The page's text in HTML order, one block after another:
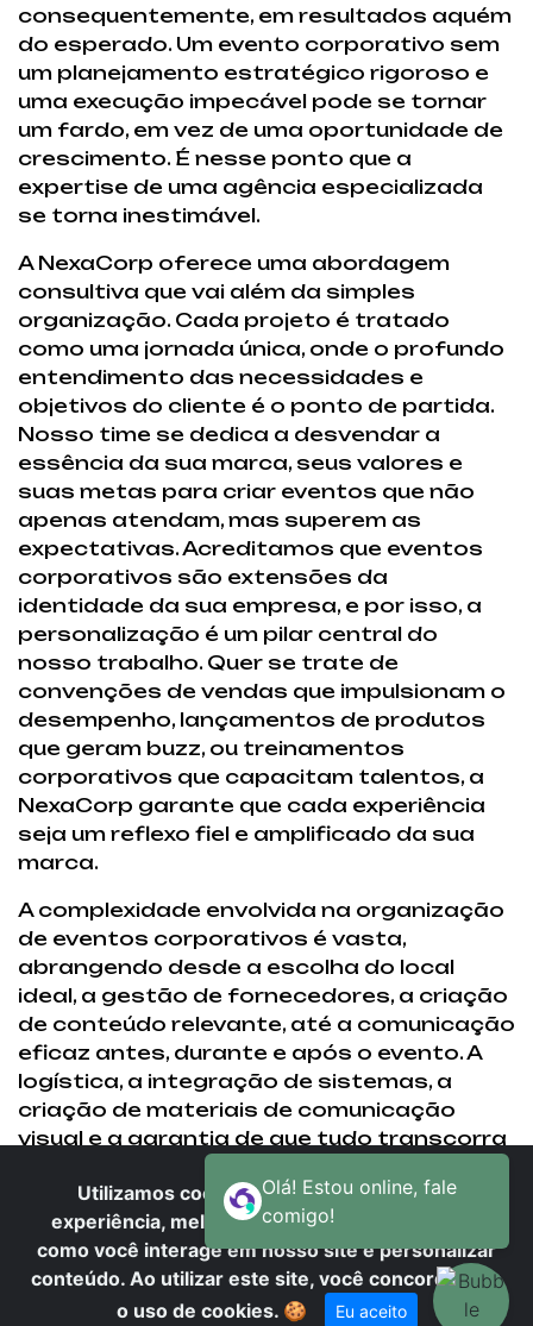
consequentemente, em resultados aquém
do esperado. Um evento corporativo sem
um planejamento estratégico rigoroso e
uma execução impecável pode se tornar
um fardo, em vez de uma oportunidade de
crescimento. É nesse ponto que a
expertise de uma agência especializada
se torna inestimável.
A NexaCorp oferece uma abordagem
consultiva que vai além da simples
organização. Cada projeto é tratado
como uma jornada única, onde o profundo
entendimento das necessidades e
objetivos do cliente é o ponto de partida.
Nosso time se dedica a desvendar a
essência da sua marca, seus valores e
suas metas para criar eventos que não
apenas atendam, mas superem as
expectativas. Acreditamos que eventos
corporativos são extensões da
identidade da sua empresa, e por isso, a
personalização é um pilar central do
nosso trabalho. Quer se trate de
convenções de vendas que impulsionam o
desempenho, lançamentos de produtos
que geram buzz, ou treinamentos
corporativos que capacitam talentos, a
NexaCorp garante que cada experiência
seja um reflexo fiel e amplificado da sua
marca.
A complexidade envolvida na organização
de eventos corporativos é vasta,
abrangendo desde a escolha do local
ideal, a gestão de fornecedores, a criação
de conteúdo relevante, até a comunicação
eficaz antes, durante e após o evento. A
logística, a integração de sistemas, a
criação de materiais de comunicação
visual e a garantia de que tudo transcorra
sem imprevistos exigem um nível de
conhecimento e experiência que poucas
equipes internas possuem em sua
totalidade. Ao escolher a NexaCorp, você
delega essas responsabilidades a
especialistas que dominam cada uma
Utilizamos cookies para oferecer melhor
experiência, melhorar o desempenho, analisar
como você interage em nosso site e personalizar
conteúdo. Ao utilizar este site, você concorda com
o uso de cookies. 🍪 Eu aceito